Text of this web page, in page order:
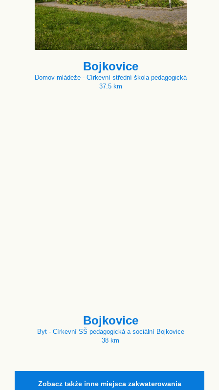
Bojkovice
Domov mládeže - Církevní střední škola pedagogická
37.5 km
Bojkovice
Byt - Církevní SŠ pedagogická a sociální Bojkovice
38 km
Zobacz także inne miejsca zakwaterowania